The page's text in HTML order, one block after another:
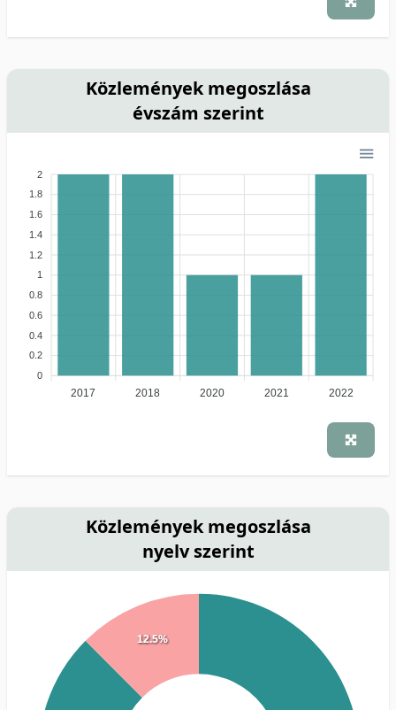
Közlemények megoszlása
évszám szerint
2
1.8
1.6
1.4
1.2
1
0.8
0.6
0.4
0.2
0
2017 2018 2020 2021 2022
Közlemények megoszlása
nyelv szerint
12.5%